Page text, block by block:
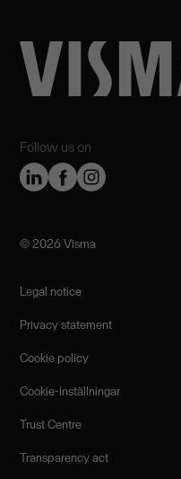
Follow us on
©️ 2026 Visma
Legal notice
Privacy statement
Cookie policy
Cookie-inställningar
Trust Centre
Transparency act